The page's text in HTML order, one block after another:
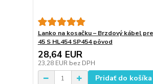
Lanko na kosačku – Brzdový kábel
45 S HL454 SP454 pôvod
28,64 EUR
23,28 EUR bez DPH
Pridať do košíka